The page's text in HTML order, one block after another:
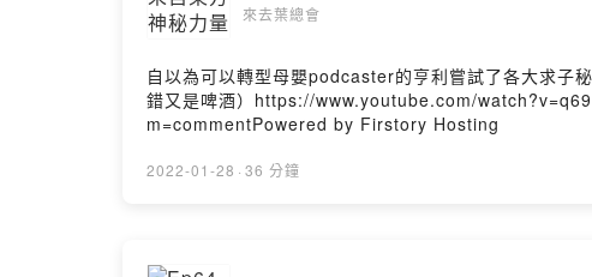
來去葉總會
自以為可以轉型母嬰podcaster的亨利嘗試了各大求
錯又是啤酒）https://www.youtube.com/
m=commentPowered by Firstory Hosting
2022-01-28 · 36 分鐘